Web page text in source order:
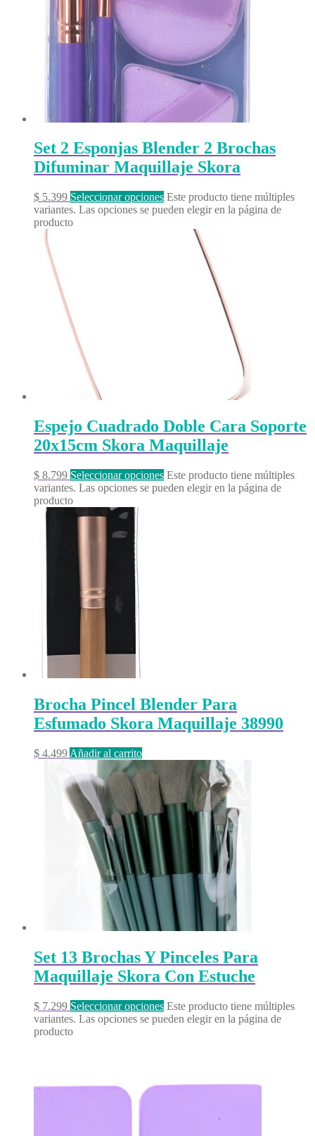
Set 2 Esponjas Blender 2 Brochas
Difuminar Maquillaje Skora
$ 5.399 Seleccionar opciones Este producto tiene múltiples
variantes. Las opciones se pueden elegir en la página de
producto
Espejo Cuadrado Doble Cara Soporte
20x15cm Skora Maquillaje
$ 8.799 Seleccionar opciones Este producto tiene múltiples
variantes. Las opciones se pueden elegir en la página de
producto
Brocha Pincel Blender Para
Esfumado Skora Maquillaje 38990
$ 4.499 Añadir al carrito
Set 13 Brochas Y Pinceles Para
Maquillaje Skora Con Estuche
$ 7.299 Seleccionar opciones Este producto tiene múltiples
variantes. Las opciones se pueden elegir en la página de
producto